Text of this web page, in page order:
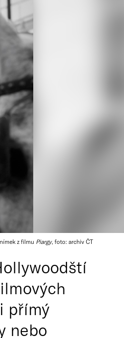
z filmu Piargy, foto: archiv ČT
přímý
nebo